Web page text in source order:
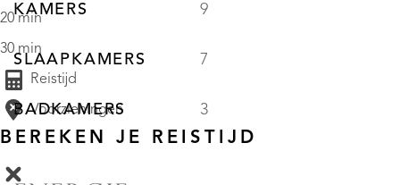
KAMERS 9
SLAAPKAMERS 7
BADKAMERS 3
20 min
30 min
Reistijd
Voorzieningen
BEREKEN JE REISTIJD